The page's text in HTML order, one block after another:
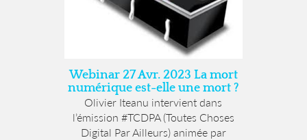
Webinar 27 Avr. 2023 La mort
numérique est-elle une mort ?
Olivier Iteanu intervient dans
l’émission #TCDPA (Toutes Choses
Digital Par Ailleurs) animée par